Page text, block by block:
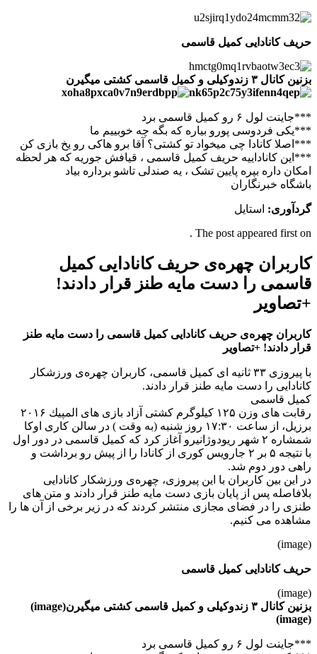
حریف کانادایی کمیل قاسمی
بزنین کانال ۳ زندوکیلی و کمیل قاسمی کشتی میگیرن
***جاینت لول ۶ رو کمیل قاسمی برد
***یکی فردوسی پورو بیاره که بگه چه خوبییم ما
***اصلا کانادا چی میخواد تو کشتی؟ آقا برو هاکی رو یخ بازی کن
***این کاناداییه حریف کمیل قاسمی ، قیافش جوریه که هر لحظه
امکان داره بپره پایین تشک ، یه صندلی تاشو برداره بیاد
باشگاه خبرنگاران
گردآوری: استایل
The post appeared first on .
کاربران چهره‌ی حریف کانادایی کمیل
قاسمی را دست مایه طنز قرار دادند!
+تصاویر
کاربران چهره‌ی حریف کانادایی کمیل قاسمی را دست مایه طنز
قرار دادند! +تصاویر
با پیروزی ۳۳ ثانیه ای کمیل قاسمی، کاربران چهره‌ی ورزشکار
کانادایی را دست مایه طنز قرار دادند.
کمیل قاسمی
رقابت های وزن ۱۲۵ كیلوگرم كشتی آزاد بازی های المپیك ۲۰۱۶
برزیل، از ساعت ۱۷:۳۰ روز شنبه (به وقت ) در سالن كاری اوكا
شمشاره ۲ شهر ریودوژانیرو آغاز کرد که كمیل قاسمی در دور اول
با نتیجه ۵ بر ۲ جارویس كوری از كانادا را از پیش رو برداشت و
راهی دور دوم شد.
در این بین کاربران با این پیروزی، چهره‌ی ورزشکار کانادایی
بلافاصله پس از پایان بازی دست مایه طنز قرار دادند و متن های
طنزی را در فضای مجازی منتشر کردند که در زیر برخی از آن ها را
مشاهده می کنیم.
(image)
حریف کانادایی کمیل قاسمی
(image)
بزنین کانال ۳ زندوکیلی و کمیل قاسمی کشتی میگیرن(image)
(image)
***جاینت لول ۶ رو کمیل قاسمی برد